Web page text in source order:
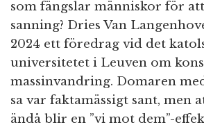
som fängslar människor för
sanning? Dries Van
2024 ett föredrag vid det
universitetet i Leuven om
massinvandring. Domaren
sa var faktamässigt sant, men
ändå blir en ”vi mot dem”-